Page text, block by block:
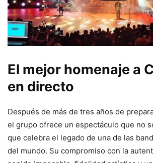
El mejor homenaje a
en directo
Después de más de tres años de
el grupo ofrece un espectáculo que no
que celebra el legado de una de las
del mundo. Su compromiso con la